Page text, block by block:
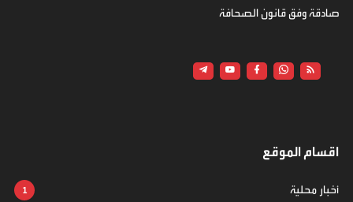
صادقة وفق قانون الصحافة
اقسام الموقع
أخبار محلية